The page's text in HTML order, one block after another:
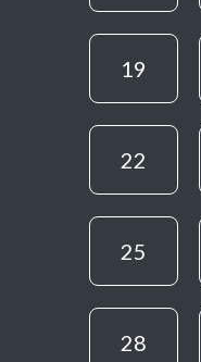
19
22
25
28